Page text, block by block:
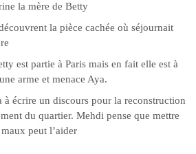
la mère de Betty
la pièce cachée où séjournait
est partie à Paris mais en fait elle est à
arme et menace Aya.
à écrire un discours pour la reconstruction
du quartier. Mehdi pense que mettre
peut l’aider